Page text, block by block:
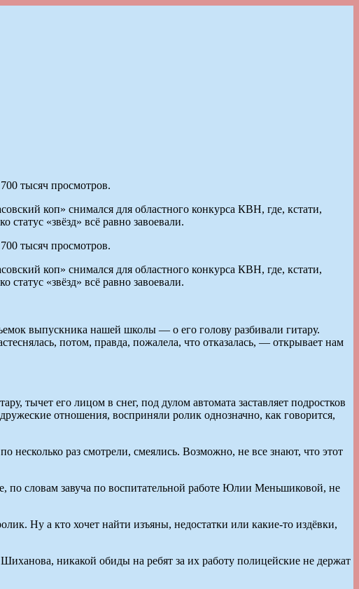
тысяч просмотров.
коп» снимался для областного конкурса КВН, где, кстати,
«звёзд» всё равно завоевали.
тысяч просмотров.
коп» снимался для областного конкурса КВН, где, кстати,
«звёзд» всё равно завоевали.
выпускника нашей школы — о его голову разбивали гитару.
потом, правда, пожалела, что отказалась, — открывает нам
тычет его лицом в снег, под дулом автомата заставляет подростков
отношения, восприняли ролик однозначно, как говорится,
раз смотрели, смеялись. Возможно, не все знают, что этот
словам завуча по воспитательной работе Юлии Меньшиковой, не
Ну а кто хочет найти изъяны, недостатки или какие-то издёвки,
никакой обиды на ребят за их работу полицейские не держат